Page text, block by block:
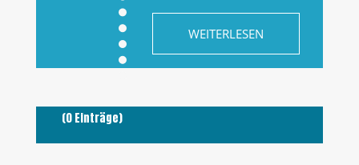
WEITERLESEN
(0 Einträge)